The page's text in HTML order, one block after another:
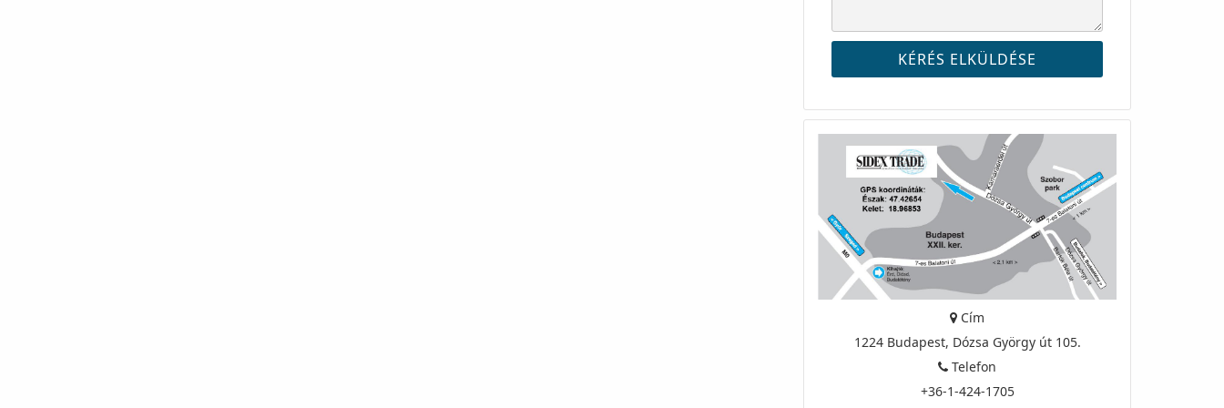
Cím
1224 Budapest, Dózsa György út 105.
Telefon
+36-1-424-1705